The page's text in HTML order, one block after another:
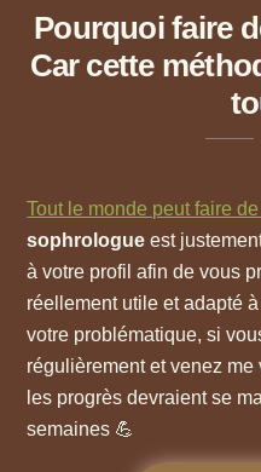
Pourquoi faire
Car cette
Tout le monde peut faire
sophrologue est
à votre profil afin de vous
réellement utile et adapté
votre problématique, si
régulièrement et venez me
les progrès devraient se
semaines 💪